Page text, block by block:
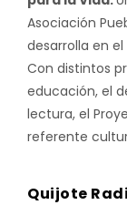
Asociación
desarrolla en el
Con distintos
educación, el
lectura, el
referente
Quijote